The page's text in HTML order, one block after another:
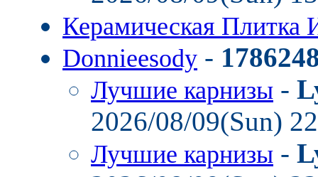
Керамическая Плитка
Donnieesody -
Лучшие карнизы -
2026/08/09(Sun)
Лучшие карнизы -